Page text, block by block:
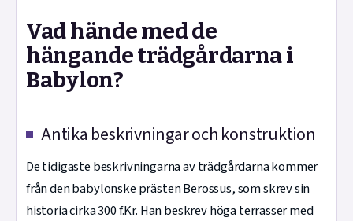
Vad hände med de
hängande trädgårdarna i
Babylon?
Antika beskrivningar och konstruktion
De tidigaste beskrivningarna av trädgårdarna kommer
från den babylonske prästen Berossus, som skrev sin
historia cirka 300 f.Kr. Han beskrev höga terrasser med